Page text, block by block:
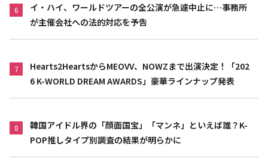
6
イ・ハイ、ワールドツアーの全公演が急遽中止に…事務所
が主催会社への法的対応を予告
7
Hearts2HeartsからMEOVV、NOWZまで出演決定！「202
6 K-WORLD DREAM AWARDS」豪華ラインナップ発表
8
韓国アイドル界の「顔面国宝」「マンネ」といえば誰？K-
POP推しタイプ別調査の結果が明らかに